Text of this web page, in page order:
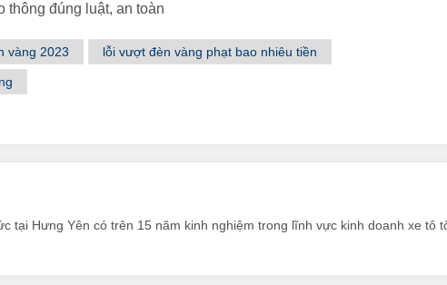
thông đúng luật, an toàn
vàng 2023 lỗi vượt đèn vàng phạt bao nhiêu tiền
tại Hưng Yên có trên 15 năm kinh nghiệm trong lĩnh vực kinh doanh xe tô